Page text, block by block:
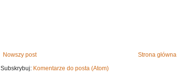
Nowszy post
Strona główna
Subskrybuj: Komentarze do posta (Atom)